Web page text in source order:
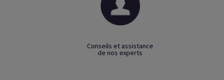
Conseils et assistance
de nos experts